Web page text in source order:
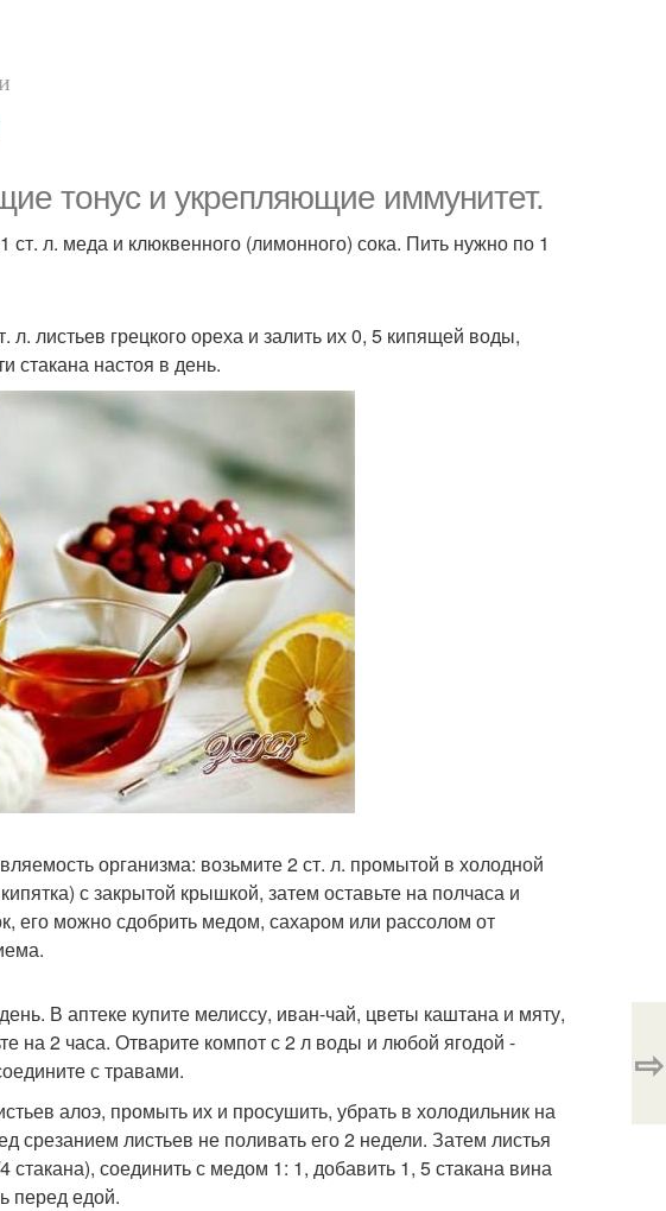
тонус и укрепляющие иммунитет.
л. меда и клюквенного (лимонного) сока. Пить нужно по 1
л. листьев грецкого ореха и залить их 0, 5 кипящей воды,
стакана настоя в день.
организма: возьмите 2 ст. л. промытой в холодной
с закрытой крышкой, затем оставьте на полчаса и
его можно сдобрить медом, сахаром или рассолом от
В аптеке купите мелиссу, иван-чай, цветы каштана и мяту,
на 2 часа. Отварите компот с 2 л воды и любой ягодой -
с травами.
алоэ, промыть их и просушить, убрать в холодильник на
листьев не поливать его 2 недели. Затем листья
стакана), соединить с медом 1: 1, добавить 1, 5 стакана вина
перед едой.
⇨